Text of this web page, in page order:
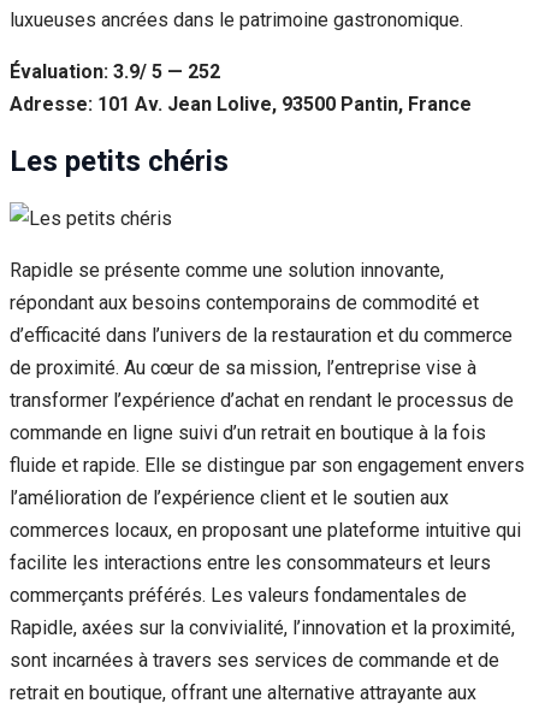
luxueuses ancrées dans le patrimoine gastronomique.
Évaluation: 3.9/ 5 — 252
Adresse: 101 Av. Jean Lolive, 93500 Pantin, France
Les petits chéris
Rapidle se présente comme une solution innovante,
répondant aux besoins contemporains de commodité et
d’efficacité dans l’univers de la restauration et du commerce
de proximité. Au cœur de sa mission, l’entreprise vise à
transformer l’expérience d’achat en rendant le processus de
commande en ligne suivi d’un retrait en boutique à la fois
fluide et rapide. Elle se distingue par son engagement envers
l’amélioration de l’expérience client et le soutien aux
commerces locaux, en proposant une plateforme intuitive qui
facilite les interactions entre les consommateurs et leurs
commerçants préférés. Les valeurs fondamentales de
Rapidle, axées sur la convivialité, l’innovation et la proximité,
sont incarnées à travers ses services de commande et de
retrait en boutique, offrant une alternative attrayante aux